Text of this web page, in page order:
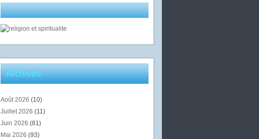
Archives
Août 2026 (10)
Juillet 2026 (11)
Juin 2026 (81)
Mai 2026 (93)